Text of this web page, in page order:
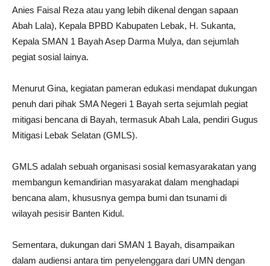
Anies Faisal Reza atau yang lebih dikenal dengan sapaan
Abah Lala), Kepala BPBD Kabupaten Lebak, H. Sukanta,
Kepala SMAN 1 Bayah Asep Darma Mulya, dan sejumlah
pegiat sosial lainya.
Menurut Gina, kegiatan pameran edukasi mendapat dukungan
penuh dari pihak SMA Negeri 1 Bayah serta sejumlah pegiat
mitigasi bencana di Bayah, termasuk Abah Lala, pendiri Gugus
Mitigasi Lebak Selatan (GMLS).
GMLS adalah sebuah organisasi sosial kemasyarakatan yang
membangun kemandirian masyarakat dalam menghadapi
bencana alam, khususnya gempa bumi dan tsunami di
wilayah pesisir Banten Kidul.
Sementara, dukungan dari SMAN 1 Bayah, disampaikan
dalam audiensi antara tim penyelenggara dari UMN dengan